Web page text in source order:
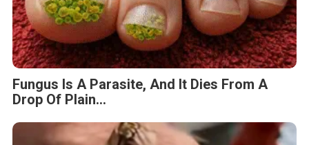
Fungus Is A Parasite, And It Dies From A
Drop Of Plain...